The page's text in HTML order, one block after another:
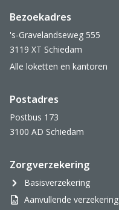
Bezoekadres
's-Gravelandseweg 555
3119 XT Schiedam
Alle loketten en kantoren
Postadres
Postbus 173
3100 AD Schiedam
Zorgverzekering
Basisverzekering
Aanvullende verzekering